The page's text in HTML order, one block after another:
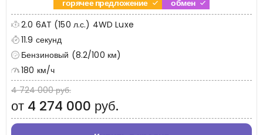
горячее предложение
обмен
2.0 6AT (150 л.с.) 4WD Luxe
11.9 секунд
Бензиновый (8.2/100 км)
180 км/ч
4 724 000 руб.
от 4 274 000 руб.